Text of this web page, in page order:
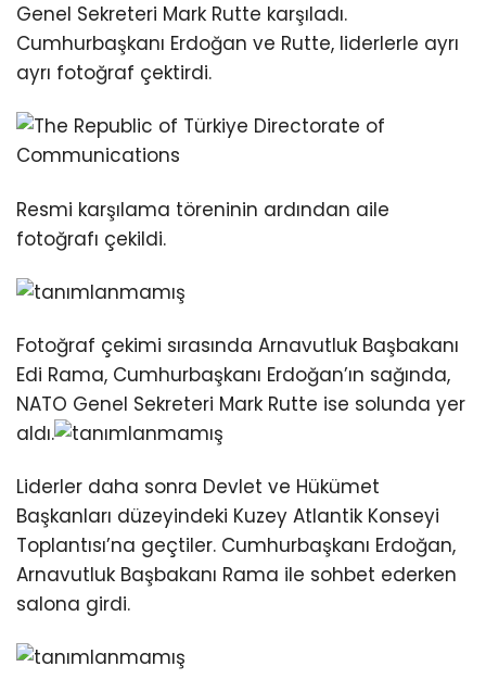
Genel Sekreteri Mark Rutte karşıladı.
Cumhurbaşkanı Erdoğan ve Rutte, liderlerle ayrı
ayrı fotoğraf çektirdi.
Resmi karşılama töreninin ardından aile
fotoğrafı çekildi.
Fotoğraf çekimi sırasında Arnavutluk Başbakanı
Edi Rama, Cumhurbaşkanı Erdoğan’ın sağında,
NATO Genel Sekreteri Mark Rutte ise solunda yer
aldı.
Liderler daha sonra Devlet ve Hükümet
Başkanları düzeyindeki Kuzey Atlantik Konseyi
Toplantısı’na geçtiler. Cumhurbaşkanı Erdoğan,
Arnavutluk Başbakanı Rama ile sohbet ederken
salona girdi.